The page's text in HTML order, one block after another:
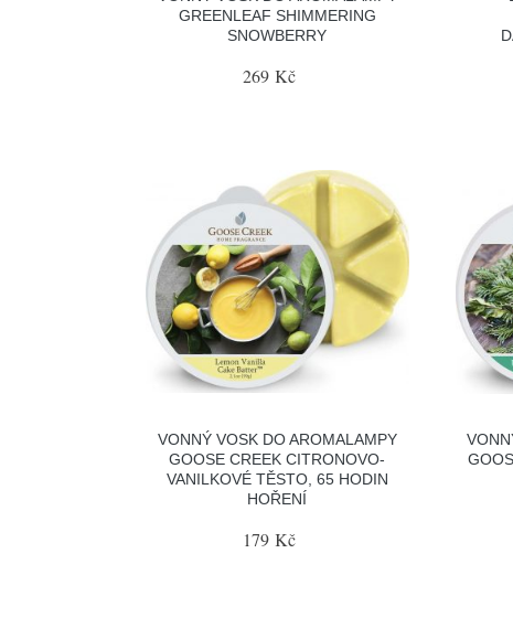
GREENLEAF SHIMMERING
SNOWBERRY
269 Kč
VONNÝ VOSK DO AROMALAMPY
GOOSE CREEK CITRONOVO-
VANILKOVÉ TĚSTO, 65 HODIN
HOŘENÍ
179 Kč